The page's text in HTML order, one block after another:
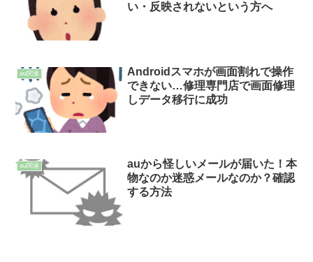
い・反映されないという方へ
au関連
Androidスマホが画面割れで操作
できない…修理専門店で画面修理
しデータ移行に成功
au関連
auから怪しいメールが届いた！本
物なのか迷惑メールなのか？確認
する方法